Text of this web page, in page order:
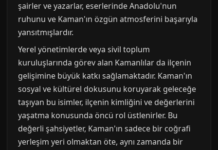
şairler ve yazarlar, eserlerinde Anadolu'nun
ruhunu ve Kaman'ın özgün atmosferini başarıyla
yansıtmışlardır.
Yerel yönetimlerde veya sivil toplum
kuruluşlarında görev alan Kamanlılar da ilçenin
gelişimine büyük katkı sağlamaktadır. Kaman'ın
sosyal ve kültürel dokusunu koruyarak geleceğe
taşıyan bu isimler, ilçenin kimliğini ve değerlerini
yaşatma konusunda öncü rol üstlenirler. Bu
değerli şahsiyetler, Kaman'ın sadece bir coğrafi
yerleşim yeri olmaktan öte, aynı zamanda bir